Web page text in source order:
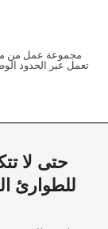
مجموعة عمل من
تعمل عبر الحدود
حتى لا
للطوارئ